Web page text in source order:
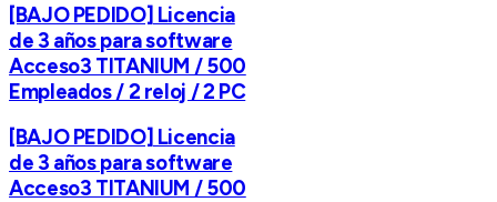
[BAJO PEDIDO] Licencia
de 3 años para software
Acceso3 TITANIUM / 500
Empleados / 2 reloj / 2 PC
[BAJO PEDIDO] Licencia
de 3 años para software
Acceso3 TITANIUM / 500